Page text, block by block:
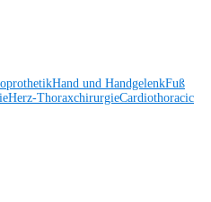
Hand und HandgelenkFuß
Herz-ThoraxchirurgieCardiothoracic